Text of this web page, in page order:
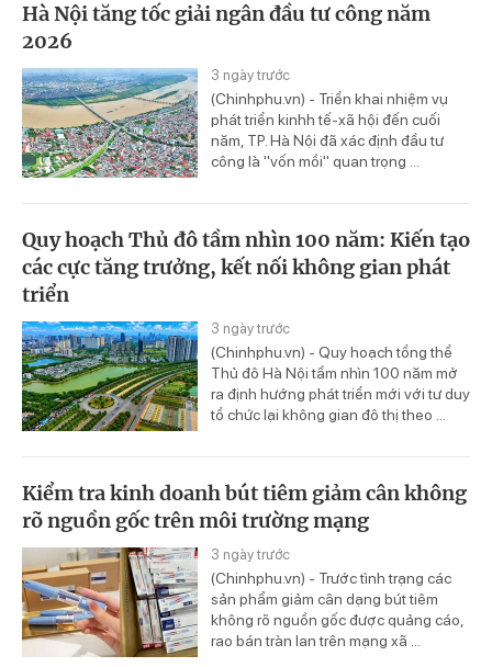
Hà Nội tăng tốc giải ngân đầu tư công năm
2026
3 ngày trước
(Chinhphu.vn) - Triển khai nhiệm vụ
phát triển kinhh tế-xã hội đến cuối
năm, TP. Hà Nội đã xác định đầu tư
công là "vốn mồi" quan trọng ...
Quy hoạch Thủ đô tầm nhìn 100 năm: Kiến tạo
các cực tăng trưởng, kết nối không gian phát
triển
3 ngày trước
(Chinhphu.vn) - Quy hoạch tổng thể
Thủ đô Hà Nội tầm nhìn 100 năm mở
ra định hướng phát triển mới với tư duy
tổ chức lại không gian đô thị theo ...
Kiểm tra kinh doanh bút tiêm giảm cân không
rõ nguồn gốc trên môi trường mạng
3 ngày trước
(Chinhphu.vn) - Trước tình trạng các
sản phẩm giảm cân dạng bút tiêm
không rõ nguồn gốc được quảng cáo,
rao bán tràn lan trên mạng xã ...